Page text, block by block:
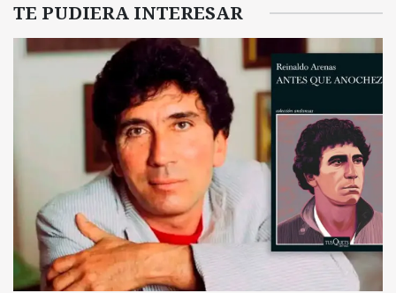
TE PUDIERA INTERESAR